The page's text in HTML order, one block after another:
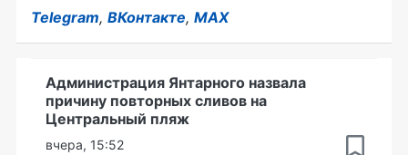
Telegram, ВКонтакте, MAX
Администрация Янтарного назвала
причину повторных сливов на
Центральный пляж
вчера, 15:52